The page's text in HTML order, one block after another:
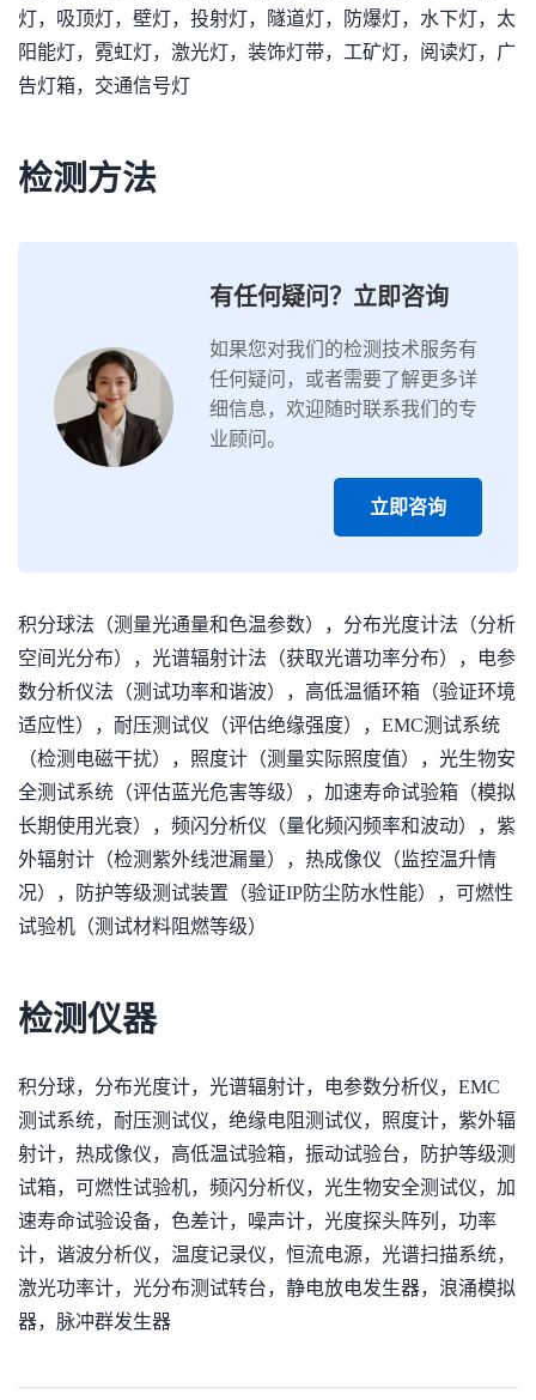
灯，吸顶灯，壁灯，投射灯，隧道灯，防爆灯，水下灯，太
阳能灯，霓虹灯，激光灯，装饰灯带，工矿灯，阅读灯，广
告灯箱，交通信号灯
检测方法
有任何疑问？立即咨询
如果您对我们的检测技术服务有
任何疑问，或者需要了解更多详
细信息，欢迎随时联系我们的专
业顾问。
立即咨询
积分球法（测量光通量和色温参数），分布光度计法（分析
空间光分布），光谱辐射计法（获取光谱功率分布），电参
数分析仪法（测试功率和谐波），高低温循环箱（验证环境
适应性），耐压测试仪（评估绝缘强度），EMC测试系统
（检测电磁干扰），照度计（测量实际照度值），光生物安
全测试系统（评估蓝光危害等级），加速寿命试验箱（模拟
长期使用光衰），频闪分析仪（量化频闪频率和波动），紫
外辐射计（检测紫外线泄漏量），热成像仪（监控温升情
况），防护等级测试装置（验证IP防尘防水性能），可燃性
试验机（测试材料阻燃等级）
检测仪器
积分球，分布光度计，光谱辐射计，电参数分析仪，EMC
测试系统，耐压测试仪，绝缘电阻测试仪，照度计，紫外辐
射计，热成像仪，高低温试验箱，振动试验台，防护等级测
试箱，可燃性试验机，频闪分析仪，光生物安全测试仪，加
速寿命试验设备，色差计，噪声计，光度探头阵列，功率
计，谐波分析仪，温度记录仪，恒流电源，光谱扫描系统，
激光功率计，光分布测试转台，静电放电发生器，浪涌模拟
器，脉冲群发生器